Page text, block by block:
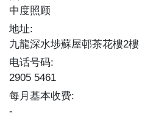
中度照顾
地址:
九龍深水埗蘇屋邨茶花樓2樓
电话号码:
2905 5461
每月基本收费:
-